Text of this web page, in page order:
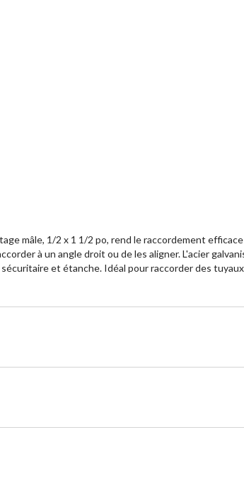
mâle, 1/2 x 1 1/2 po, rend le raccordement
à un angle droit ou de les aligner. L'acier
et étanche. Idéal pour raccorder des